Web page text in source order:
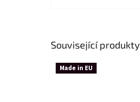
Související produkty
Made in EU